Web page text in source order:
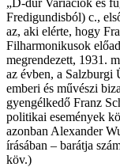
„D-dúr Variációk és
Fredigundisból) c.,
az, aki elérte, hogy
Filharmonikusok
megrendezett, 1931.
az évben, a Salzburgi
emberi és művészi
gyengélkedő Franz
politikai események
azonban Alexander
írásában – barátja
köv.)